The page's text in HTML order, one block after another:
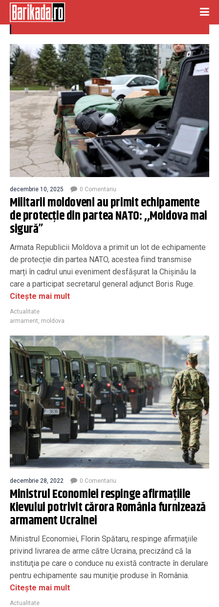
armament
decembrie 10, 2025 0 Comentariu
Militarii moldoveni au primit echipamente
de protecție din partea NATO: ,,Moldova mai
sigură”
Armata Republicii Moldova a primit un lot de echipamente
de protecție din partea NATO, acestea fiind transmise
marți în cadrul unui eveniment desfășurat la Chișinău la
care a participat secretarul general adjunct Boris Ruge.
Citește mai mult
Actualitate
armament, moldova
decembrie 28, 2022 0 Comentariu
Ministrul Economiei respinge afirmaţiile
Kievului potrivit cărora România furnizează
armament Ucrainei
Ministrul Economiei, Florin Spătaru, respinge afirmaţiile
privind livrarea de arme către Ucraina, precizând că la
instituţia pe care o conduce nu există contracte în derulare
pentru echipamente sau muniţie produse în România.
Citește mai mult
Actualitate